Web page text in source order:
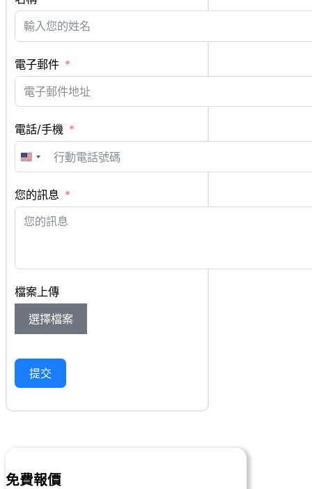
電子郵件
電話/手機
United
+1
您的訊息
檔案上傳
選擇檔案
提交
免費報價